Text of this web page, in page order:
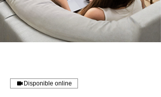
Disponible online